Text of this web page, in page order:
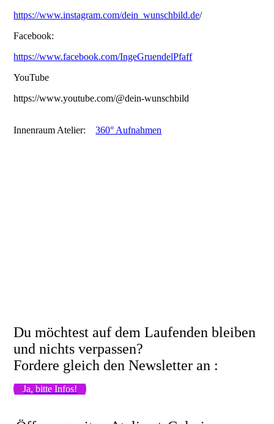
https://www.instagram.com/dein_wunschbild.de/
Facebook:
https://www.facebook.com/IngeGruendelPfaff
YouTube
https://www.youtube.com/@dein-wunschbild
Innenraum Atelier: 360° Aufnahmen
Du möchtest auf dem Laufenden bleiben
und nichts verpassen?
Fordere gleich den Newsletter an :
Ja, bitte Infos!